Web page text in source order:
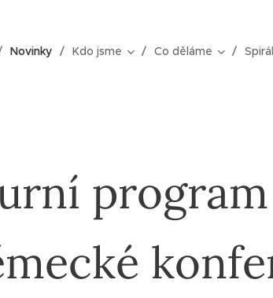
Novinky Kdo jsme Co děláme